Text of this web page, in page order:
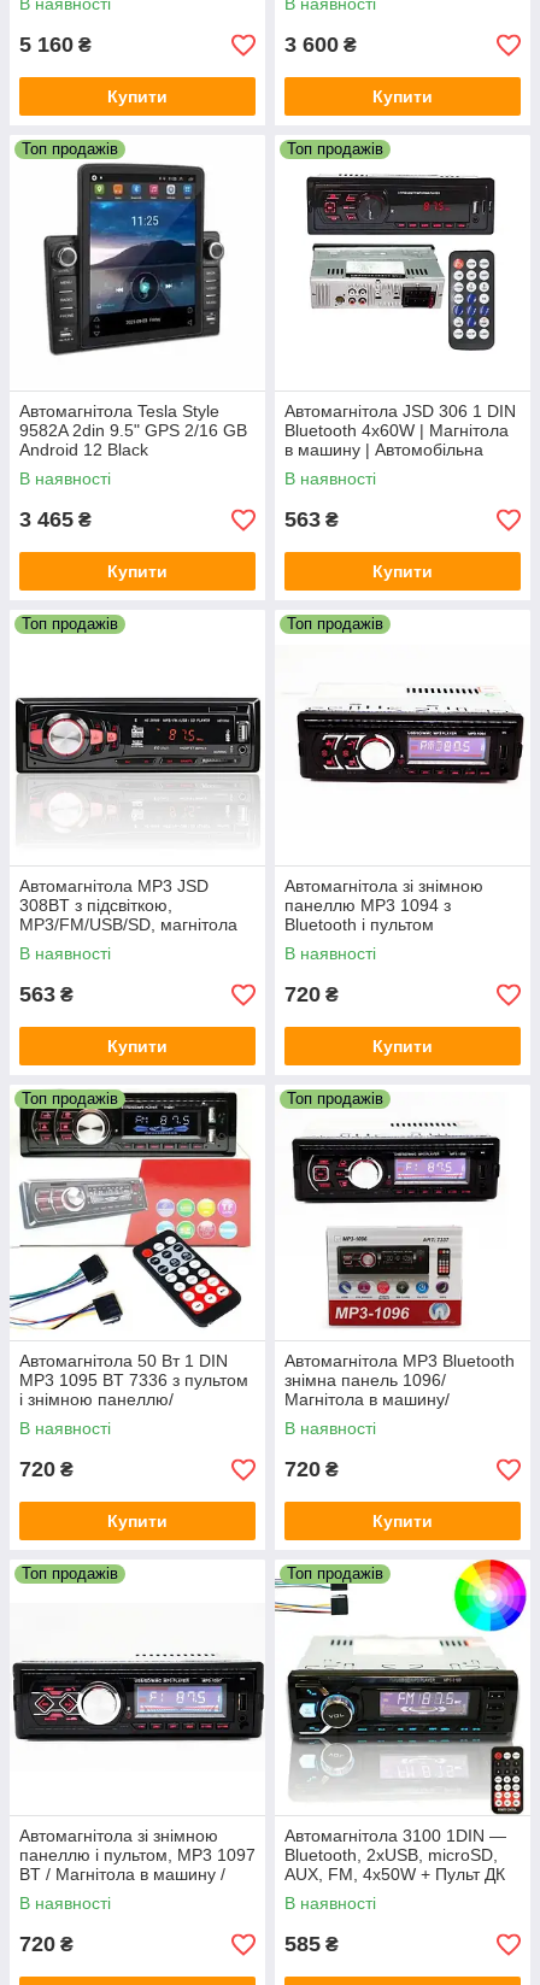
5 160 ₴
Купити
3 600 ₴
Купити
Топ продажів
Автомагнітола Tesla Style
9582A 2din 9.5" GPS 2/16 GB
Android 12 Black
В наявності
3 465 ₴
Купити
Топ продажів
Автомагнітола JSD 306 1 DIN
Bluetooth 4x60W | Магнітола
в машину | Автомобільна
магнітола з блютузом
В наявності
563 ₴
Купити
Топ продажів
Автомагнітола MP3 JSD
308BT з підсвіткою,
MP3/FM/USB/SD, магнітола
1DIN з якісним звуком в
автомобіль
В наявності
563 ₴
Купити
Топ продажів
Автомагнітола зі знімною
панеллю MP3 1094 з
Bluetooth і пультом
В наявності
720 ₴
Купити
Топ продажів
Автомагнітола 50 Вт 1 DIN
MP3 1095 BT 7336 з пультом
і знімною панеллю/
Магнітола/ Магнітофон у
машину
В наявності
720 ₴
Купити
Топ продажів
Автомагнітола MP3 Bluetooth
знімна панель 1096/
Магнітола в машину/
Магнітола в автомобіль
В наявності
720 ₴
Купити
Топ продажів
Автомагнітола зі знімною
панеллю і пультом, MP3 1097
BT / Магнітола в машину /
Магнітофон в машину
В наявності
720 ₴
Топ продажів
Автомагнітола 3100 1DIN —
Bluetooth, 2xUSB, microSD,
AUX, FM, 4x50W + Пульт ДК
В наявності
585 ₴